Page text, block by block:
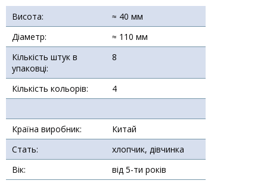
Висота:
≈ 40 мм
Діаметр:
≈ 110 мм
Кількість штук в
упаковці:
8
Кількість кольорів: 4
Країна виробник:
Китай
Стать:
хлопчик, дівчинка
Вік:
від 5-ти років